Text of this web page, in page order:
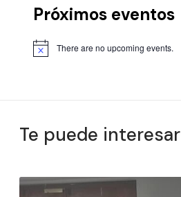
Próximos eventos
There are no upcoming events.
Te puede interesar